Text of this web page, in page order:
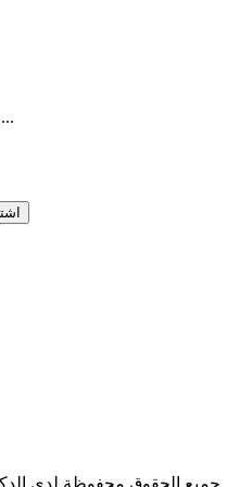
جاري التحميل ...
جميع الحقوق محفوظة لدى